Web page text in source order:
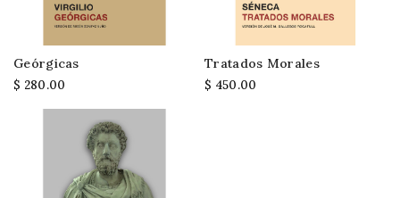
Geórgicas
$ 280.00
Tratados Morales
$ 450.00